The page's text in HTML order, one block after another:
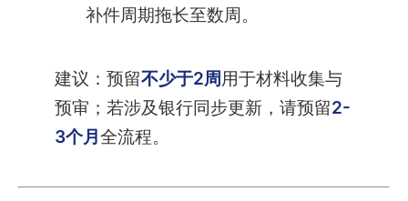
补件周期拖长至数周。
建议：预留不少于2周 用于材料收集与
预审；若涉及银行同步更新，请预留2-
3个月 全流程。